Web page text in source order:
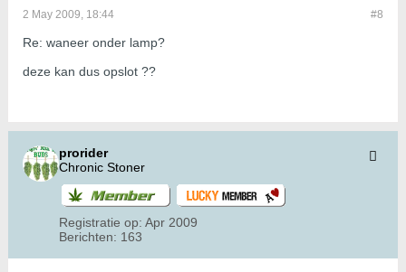
#8
2 May 2009, 18:44
Re: waneer onder lamp?
deze kan dus opslot ??
prorider
Chronic Stoner
Registratie op: Apr 2009
Berichten: 163